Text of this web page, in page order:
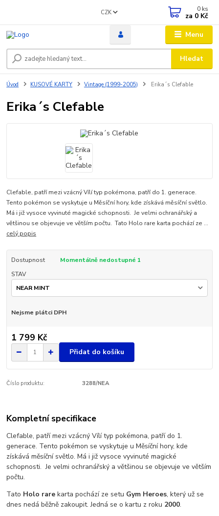
Menu
CZK
Hledat
0 ks
za 0 Kč
Úvod KUSOVÉ KARTY Vintage (1999-2005) Erika´s Clefable
Erika´s Clefable
Clefable, patří mezi vzácný Vílí typ pokémona, patří do 1. generace.
Tento pokémon se vyskytuje u Měsíční hory, kde získává měsíční světlo.
Má i již vysoce vyvinuté magické schopnosti. Je velmi ochranářský a
většinou se objevuje ve větším počtu. Tato Holo rare karta pochází ze ...
celý popis
Dostupnost
Momentálně nedostupné 1
STAV
Nejsme plátci DPH
1 799 Kč
Přidat do košíku
Číslo produktu: 3288/NEA
Kompletní specifikace
Clefable, patří mezi vzácný Vílí typ pokémona, patří do 1.
generace. Tento pokémon se vyskytuje u Měsíční hory, kde
získává měsíční světlo. Má i již vysoce vyvinuté magické
schopnosti. Je velmi ochranářský a většinou se objevuje ve větším
počtu.
Tato Holo rare karta pochází ze setu Gym Heroes, který už se
dnes nedá běžně zakoupit. Jedná se o kartu z roku 2000.